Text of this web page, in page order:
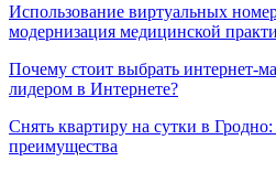
Использование виртуальных
модернизация медицинской
Почему стоит выбрать интернет-
лидером в Интернете?
Снять квартиру на сутки в
преимущества